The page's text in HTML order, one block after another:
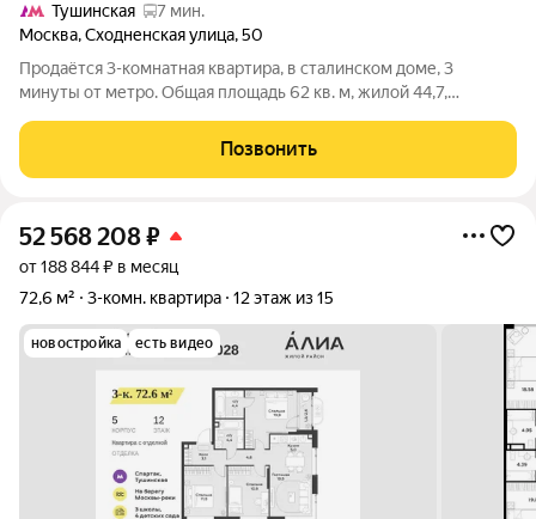
Тушинская
7 мин.
Москва,Сходненская улица,50
Продаётся 3-комнатная квартира, в сталинском доме, 3
минуты от метро. Общая площадь 62 кв. м, жилой 44,7,
во двор. Развитая инфраструктура. Один собственник, более
10 лет. Альтернатива
Позвонить
52 568 208₽
от 188 844 ₽ в месяц
72,6 м²
3-комн. квартира 12 этаж из 15
новостройка есть видео